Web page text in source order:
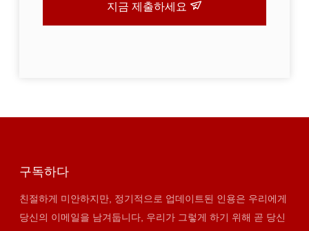
지금 제출하세요
구독하다
친절하게 미안하지만, 정기적으로 업데이트된 인용은 우리에게
당신의 이메일을 남겨둡니다, 우리가 그렇게 하기 위해 곧 당신